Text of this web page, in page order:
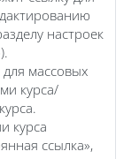
настроек
массовых
курса/
курса
ссылка»,